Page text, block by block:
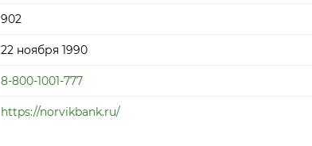
902
22 ноября 1990
8-800-1001-777
https://norvikbank.ru/